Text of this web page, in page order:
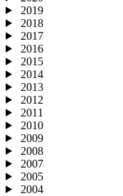
2019
2018
2017
2016
2015
2014
2013
2012
2011
2010
2009
2008
2007
2005
2004